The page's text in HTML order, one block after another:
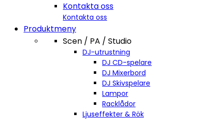
Kontakta oss
Kontakta oss
Produktmeny
Scen / PA / Studio
DJ-utrustning
DJ CD-spelare
DJ Mixerbord
DJ Skivspelare
Lampor
Racklådor
Ljuseffekter & Rök